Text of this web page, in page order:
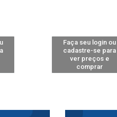
Faça seu login ou
cadastre-se para
ver preços e
comprar